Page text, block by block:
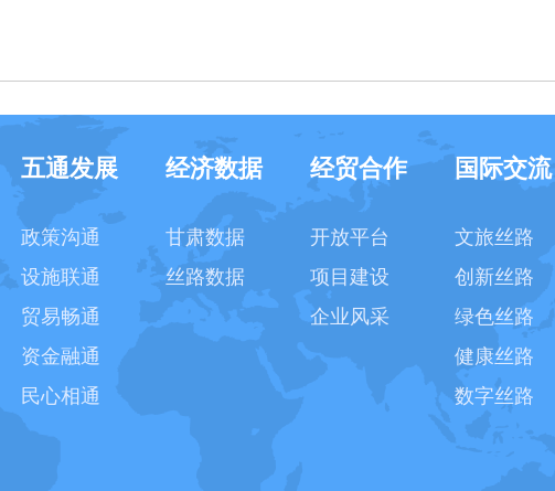
五通发展
政策沟通
设施联通
贸易畅通
资金融通
民心相通
经济数据
甘肃数据
丝路数据
经贸合作
开放平台
项目建设
企业风采
国际交流
文旅丝路
创新丝路
绿色丝路
健康丝路
数字丝路